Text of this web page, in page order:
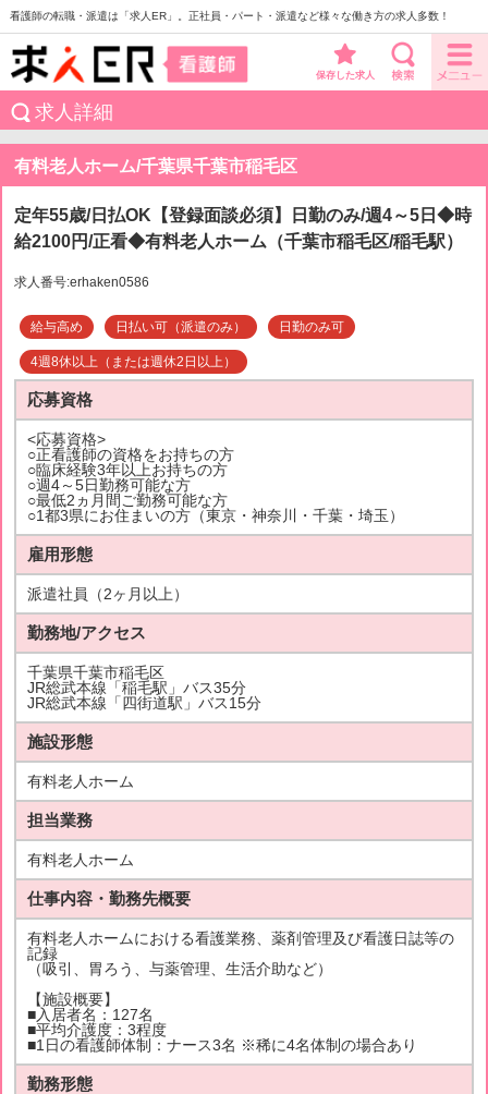
看護師の転職・派遣は「求人ER」。正社員・パート・派遣など様々な働き方の求人多数！
保存した求人
求人詳細
有料老人ホーム/千葉県千葉市稲毛区
定年55歳/日払OK【登録面談必須】日勤のみ/週4～5日◆時
給2100円/正看◆有料老人ホーム（千葉市稲毛区/稲毛駅）
求人番号:erhaken0586
給与高め 日払い可（派遣のみ） 日勤のみ可
4週8休以上（または週休2日以上）
応募資格
<応募資格>
○正看護師の資格をお持ちの方
○臨床経験3年以上お持ちの方
○週4～5日勤務可能な方
○最低2ヵ月間ご勤務可能な方
○1都3県にお住まいの方（東京・神奈川・千葉・埼玉）
雇用形態
派遣社員（2ヶ月以上）
勤務地/アクセス
千葉県千葉市稲毛区
JR総武本線「稲毛駅」バス35分
JR総武本線「四街道駅」バス15分
施設形態
有料老人ホーム
担当業務
有料老人ホーム
仕事内容・勤務先概要
有料老人ホームにおける看護業務、薬剤管理及び看護日誌等の
記録
（吸引、胃ろう、与薬管理、生活介助など）
【施設概要】
■入居者名：127名
■平均介護度：3程度
■1日の看護師体制：ナース3名 ※稀に4名体制の場合あり
勤務形態